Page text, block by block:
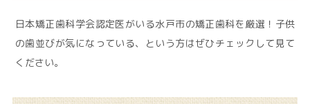
日本矯正歯科学会認定医がいる水戸市の矯正歯科を厳選！子供
の歯並びが気になっている、という方はぜひチェックして見て
ください。